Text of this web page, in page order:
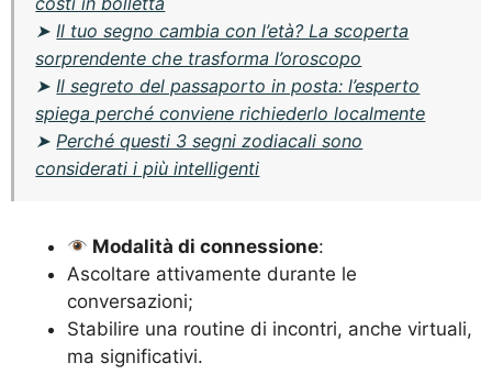
➤ Il tuo segno cambia con l’età? La scoperta
sorprendente che trasforma l’oroscopo
➤ Il segreto del passaporto in posta: l’esperto
spiega perché conviene richiederlo localmente
➤ Perché questi 3 segni zodiacali sono
considerati i più intelligenti
Modalità di connessione:
Ascoltare attivamente durante le
conversazioni;
Stabilire una routine di incontri, anche virtuali,
ma significativi.